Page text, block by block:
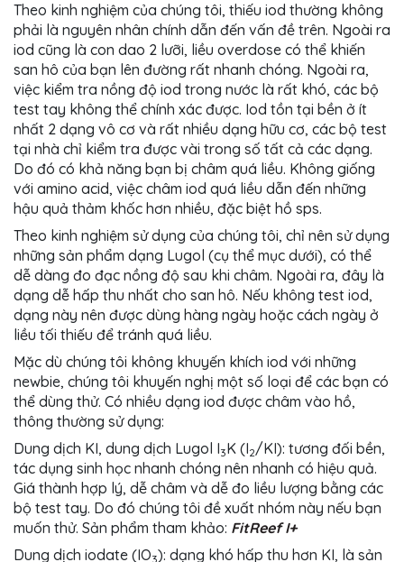
Theo kinh nghiệm của chúng tôi, thiếu iod thường không
phải là nguyên nhân chính dẫn đến vấn đề trên. Ngoài ra
iod cũng là con dao 2 lưỡi, liều overdose có thể khiến
san hô của bạn lên đường rất nhanh chóng. Ngoài ra,
việc kiểm tra nồng độ iod trong nước là rất khó, các bộ
test tay không thể chính xác được. Iod tồn tại bền ở ít
nhất 2 dạng vô cơ và rất nhiều dạng hữu cơ, các bộ test
tại nhà chỉ kiểm tra được vài trong số tất cả các dạng.
Do đó có khả năng bạn bị châm quá liều. Không giống
với amino acid, việc châm iod quá liều dẫn đến những
hậu quả thảm khốc hơn nhiều, đặc biệt hồ sps.
Theo kinh nghiệm sử dụng của chúng tôi, chỉ nên sử dụng
những sản phẩm dạng Lugol (cụ thể mục dưới), có thể
dễ dàng đo đạc nồng độ sau khi châm. Ngoài ra, đây là
dạng dễ hấp thu nhất cho san hô. Nếu không test iod,
dạng này nên được dùng hàng ngày hoặc cách ngày ở
liều tối thiếu để tránh quá liều.
Mặc dù chúng tôi không khuyến khích iod với những
newbie, chúng tôi khuyến nghị một số loại để các bạn có
thể dùng thử. Có nhiều dạng iod được châm vào hồ,
thông thường sử dụng:
Dung dịch KI, dung dịch Lugol I3K (I2/KI): tương đối bền,
tác dụng sinh học nhanh chóng nên nhanh có hiệu quả.
Giá thành hợp lý, dễ châm và dễ đo liều lượng bằng các
bộ test tay. Do đó chúng tôi đề xuất nhóm này nếu bạn
muốn thử. Sản phẩm tham khảo: FitReef I+
Dung dịch iodate (IO3): dạng khó hấp thu hơn KI, là sản